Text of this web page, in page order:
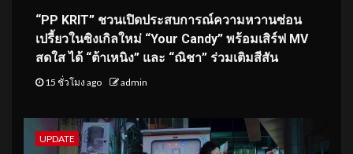
“PP KRIT” ชวนเปิดประสบการณ์ความหวานซ่อน
เปรี้ยวในซิงเกิลใหม่ “Your Candy” พร้อมเสิร์ฟ MV
สดใส ได้ “ต้าเหนิง” และ “ณิชา” ร่วมเติมสีสัน
15 ชั่วโมง ago admin
UPDATE